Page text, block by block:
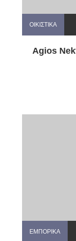
ΟΙΚΙΣΤΙΚΆ
Agios
ΕΜΠΟΡΙΚΆ